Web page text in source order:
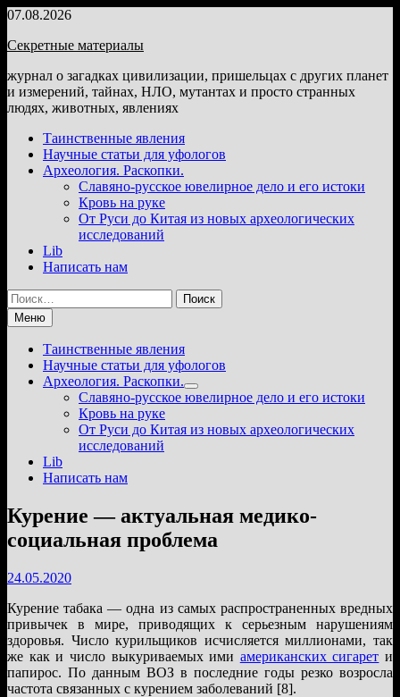
Перейти
содержимому
07.08.2026
Секретные материалы
журнал о загадках цивилизации, пришельцах с других планет
и измерений, тайнах, НЛО, мутантах и просто странных
людях, животных, явлениях
Таинственные явления
Научные статьи для уфологов
Археология. Раскопки.
Славяно-русское ювелирное дело и его истоки
Кровь на руке
От Руси до Китая из новых археологических
исследований
Lib
Написать нам
Найти:
Меню
Таинственные явления
Научные статьи для уфологов
Археология. Раскопки.
Показать
подменю
Славяно-русское ювелирное дело и его истоки
Кровь на руке
От Руси до Китая из новых археологических
исследований
Lib
Написать нам
Курение — актуальная медико-
социальная проблема
24.05.2020
Курение табака — одна из самых распространенных вредных
привычек в мире, приводящих к серьезным нарушениям
здоровья. Число курильщиков исчисляется миллионами, так
же как и число выкуриваемых ими американских сигарет и
папирос. По данным ВОЗ в последние годы резко возросла
частота связанных с курением заболеваний [8].